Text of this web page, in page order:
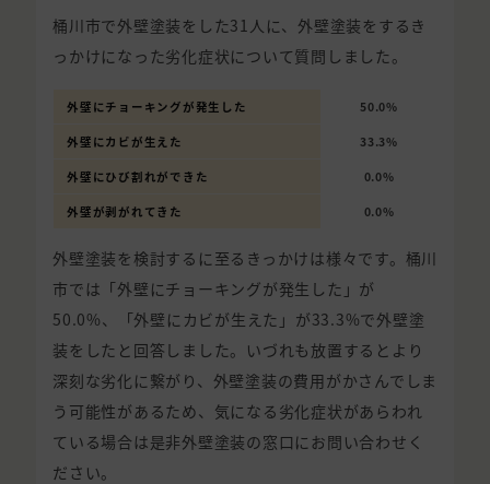
桶川市で外壁塗装をした31人に、外壁塗装をするき
っかけになった劣化症状について質問しました。
外壁にチョーキングが発生した 50.0%
外壁にカビが生えた 33.3%
外壁にひび割れができた 0.0%
外壁が剥がれてきた 0.0%
外壁塗装を検討するに至るきっかけは様々です。桶川
市では「外壁にチョーキングが発生した」が
50.0%、「外壁にカビが生えた」が33.3%で外壁塗
装をしたと回答しました。いづれも放置するとより
深刻な劣化に繋がり、外壁塗装の費用がかさんでしま
う可能性があるため、気になる劣化症状があらわれ
ている場合は是非外壁塗装の窓口にお問い合わせく
ださい。